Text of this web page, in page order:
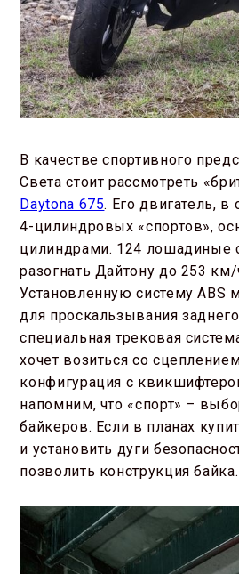
В качестве спортивного
Света стоит рассмотреть
Daytona 675. Его двигатель, в
4-цилиндровых «спортов»,
цилиндрами. 124 лошадиные
разогнать Дайтону до 253 км/
Установленную систему ABS
для проскальзывания
специальная трековая
хочет возиться со
конфигурация с
напомним, что «спорт» –
байкеров. Если в планах
и установить дуги
позволить конструкция байка.